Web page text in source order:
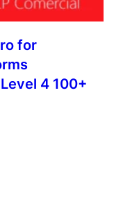
for
4 100+